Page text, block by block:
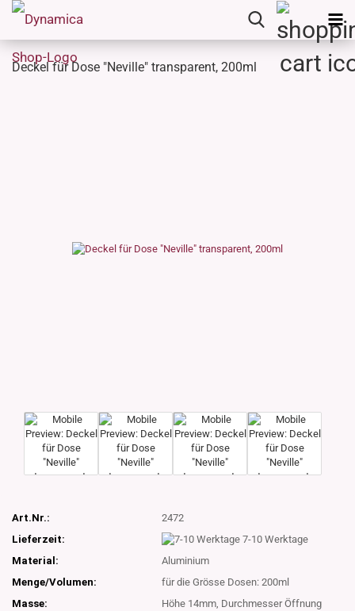
Deckel für Dose "Neville" transparent, 200ml
Art.Nr.:
2472
Lieferzeit:
7-10 Werktage
Material:
Aluminium
Menge/Volumen:
für die Grösse Dosen: 200ml
Masse:
Höhe 14mm, Durchmesser Öffnung